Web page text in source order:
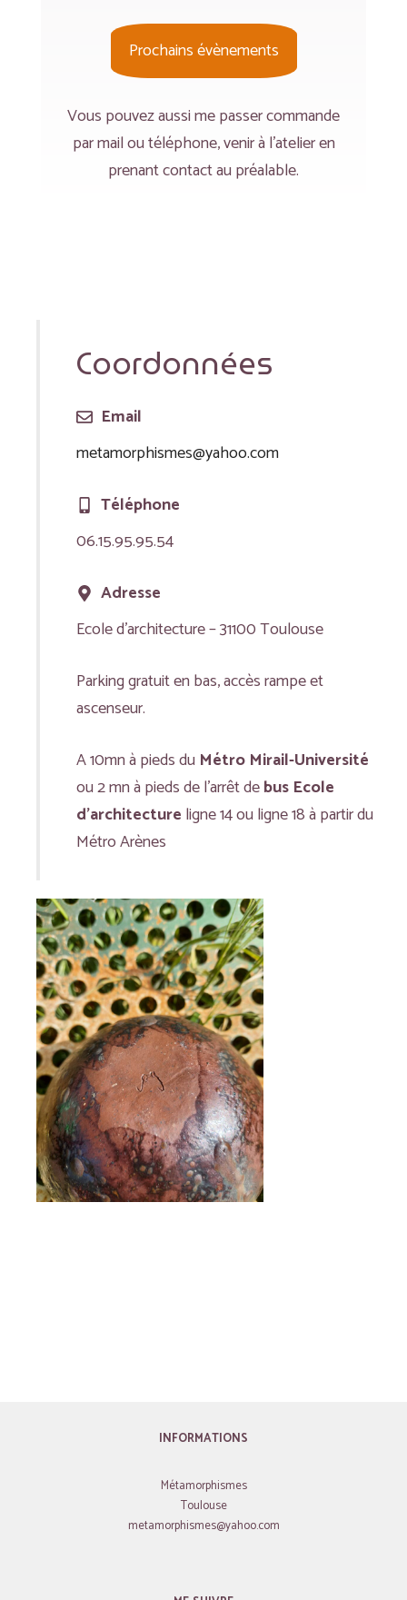
Prochains évènements
Vous pouvez aussi me passer commande
par mail ou téléphone, venir à l’atelier en
prenant contact au préalable.
Coordonnées
Email
metamorphismes@yahoo.com
Téléphone
06.15.95.95.54
Adresse
Ecole d’architecture – 31100 Toulouse
Parking gratuit en bas, accès rampe et
ascenseur.
A 10mn à pieds du Métro Mirail-Université
ou 2 mn à pieds de l’arrêt debus Ecole
d’architecture ligne 14 ou ligne 18 à partir du
Métro Arènes
INFORMATIONS
Métamorphismes
Toulouse
metamorphismes@yahoo.com